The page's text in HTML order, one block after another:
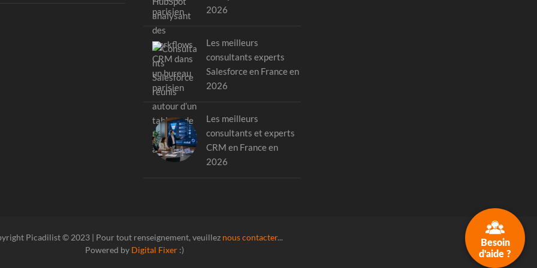
2026
Les meilleurs
consultants experts
Salesforce en France en
2026
Les meilleurs
consultants et experts
CRM en France en
2026
Besoin
d'aide ?
Picadilist © 2023 | Pour tout renseignement, veuillez nous contacter...
Powered by Digital Fixer:)